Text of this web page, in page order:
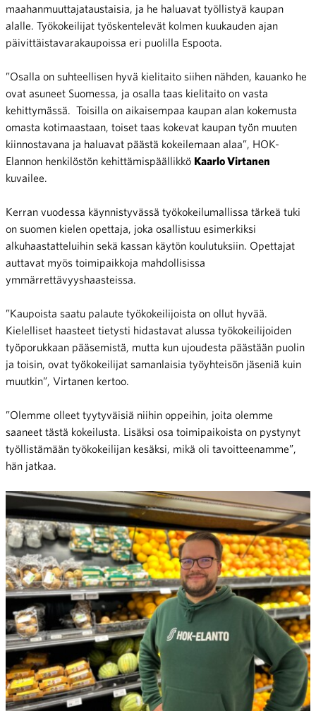
maahanmuuttajataustaisia, ja he haluavat työllistyä kaupan
alalle. Työkokeilijat työskentelevät kolmen kuukauden ajan
päivittäistavarakaupoissa eri puolilla Espoota.
”Osalla on suhteellisen hyvä kielitaito siihen nähden, kauanko he
ovat asuneet Suomessa, ja osalla taas kielitaito on vasta
kehittymässä. Toisilla on aikaisempaa kaupan alan kokemusta
omasta kotimaastaan, toiset taas kokevat kaupan työn muuten
kiinnostavana ja haluavat päästä kokeilemaan alaa”, HOK-
Elannon henkilöstön kehittämispäällikkö Kaarlo Virtanen
kuvailee.
Kerran vuodessa käynnistyvässä työkokeilumallissa tärkeä tuki
on suomen kielen opettaja, joka osallistuu esimerkiksi
alkuhaastatteluihin sekä kassan käytön koulutuksiin. Opettajat
auttavat myös toimipaikkoja mahdollisissa
ymmärrettävyyshaasteissa.
”Kaupoista saatu palaute työkokeilijoista on ollut hyvää.
Kielelliset haasteet tietysti hidastavat alussa työkokeilijoiden
työporukkaan pääsemistä, mutta kun ujoudesta päästään puolin
ja toisin, ovat työkokeilijat samanlaisia työyhteisön jäseniä kuin
muutkin”, Virtanen kertoo.
”Olemme olleet tyytyväisiä niihin oppeihin, joita olemme
saaneet tästä kokeilusta. Lisäksi osa toimipaikoista on pystynyt
työllistämään työkokeilijan kesäksi, mikä oli tavoitteenamme”,
hän jatkaa.